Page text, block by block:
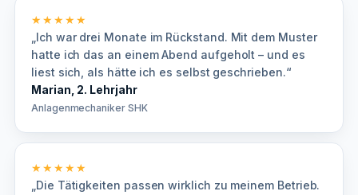
★★★★★
„Ich war drei Monate im Rückstand. Mit dem Muster
hatte ich das an einem Abend aufgeholt – und es
liest sich, als hätte ich es selbst geschrieben.“
Marian, 2. Lehrjahr
Anlagenmechaniker SHK
★★★★★
„Die Tätigkeiten passen wirklich zu meinem Betrieb.